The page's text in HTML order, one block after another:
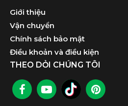
Giới thiệu
Vận chuyển
Chính sách bảo mật
Điều khoản và điều kiện
THEO DỎI CHÚNG TÔI